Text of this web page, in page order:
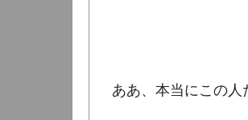
ああ、本当にこの人